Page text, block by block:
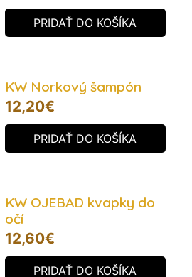
PRIDAŤ DO KOŠÍKA
KW Norkový šampón
12,20€
PRIDAŤ DO KOŠÍKA
KW OJEBAD kvapky do
očí
12,60€
PRIDAŤ DO KOŠÍKA